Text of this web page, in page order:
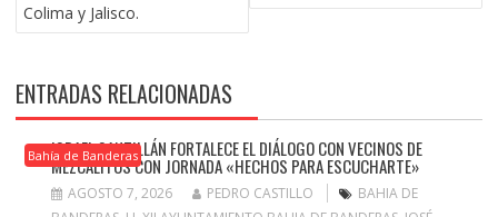
Colima y Jalisco.
ENTRADAS RELACIONADAS
Bahía de Banderas
ISRAEL SANTILLÁN FORTALECE EL DIÁLOGO CON VECINOS DE
MEZCALITOS CON JORNADA «HECHOS PARA ESCUCHARTE»
AGOSTO 7, 2026 PEDRO CASTILLO
BAHIA DE